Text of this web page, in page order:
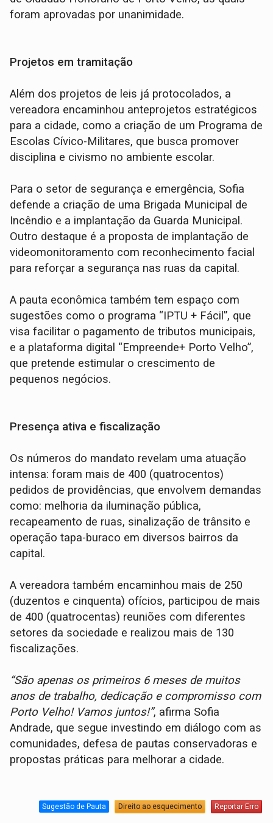
foram aprovadas por unanimidade.
Projetos em tramitação
Além dos projetos de leis já protocolados, a
vereadora encaminhou anteprojetos estratégicos
para a cidade, como a criação de um Programa de
Escolas Cívico-Militares, que busca promover
disciplina e civismo no ambiente escolar.
Para o setor de segurança e emergência, Sofia
defende a criação de uma Brigada Municipal de
Incêndio e a implantação da Guarda Municipal.
Outro destaque é a proposta de implantação de
videomonitoramento com reconhecimento facial
para reforçar a segurança nas ruas da capital.
A pauta econômica também tem espaço com
sugestões como o programa “IPTU + Fácil”, que
visa facilitar o pagamento de tributos municipais,
e a plataforma digital “Empreende+ Porto Velho”,
que pretende estimular o crescimento de
pequenos negócios.
Presença ativa e fiscalização
Os números do mandato revelam uma atuação
intensa: foram mais de 400 (quatrocentos)
pedidos de providências, que envolvem demandas
como: melhoria da iluminação pública,
recapeamento de ruas, sinalização de trânsito e
operação tapa-buraco em diversos bairros da
capital.
A vereadora também encaminhou mais de 250
(duzentos e cinquenta) ofícios, participou de mais
de 400 (quatrocentas) reuniões com diferentes
setores da sociedade e realizou mais de 130
fiscalizações.
“São apenas os primeiros 6 meses de muitos
anos de trabalho, dedicação e compromisso com
Porto Velho! Vamos juntos!”, afirma Sofia
Andrade, que segue investindo em diálogo com as
comunidades, defesa de pautas conservadoras e
propostas práticas para melhorar a cidade.
Sugestão de Pauta Direito ao esquecimento Reportar Erro